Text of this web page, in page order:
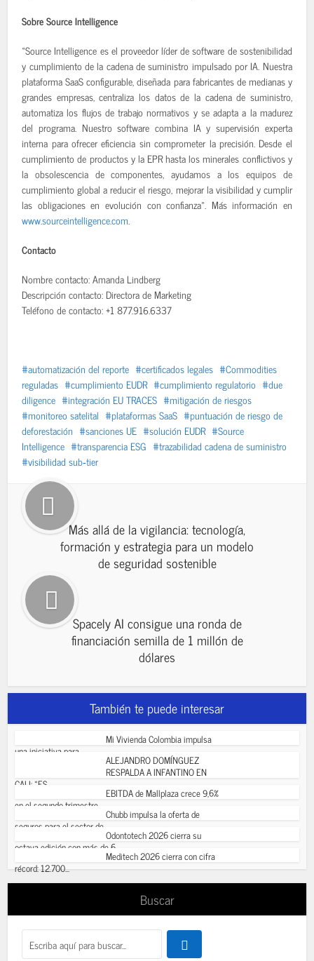
Sobre Source Intelligence
«Source Intelligence es el proveedor líder de software de sostenibilidad
y cumplimiento de la cadena de suministro impulsado por IA. Nuestra
plataforma SaaS configurable, diseñada para fabricantes de medianas y
grandes empresas, centraliza los datos de la cadena de suministro,
automatiza los flujos de trabajo normativos y se adapta a la madurez
del programa. Nuestro software combina IA y supervisión experta
interna para ofrecer eficiencia sin comprometer la precisión. Desde el
cumplimiento de productos y la EPR hasta los minerales conflictivos y
la obsolescencia de componentes, ayudamos a los equipos de
cumplimiento global a reducir el riesgo, mejorar la visibilidad y cumplir
las obligaciones en evolución con confianza». Más información en
www.sourceintelligence.com.
Contacto
Nombre contacto: Amanda Lindberg
Descripción contacto: Directora de Marketing
Teléfono de contacto: +1 877.916.6337
automatización del reporte certificados legales
Commodities
reguladas
cumplimiento EUDR cumplimiento regulatorio
due
diligence
integración EU TRACES
mitigación de riesgos
monitoreo satelital
plataformas SaaS
puntuación de riesgo de
deforestación
sanciones UE solución EUDR
Source
Intelligence
transparencia ESG
trazabilidad cadena de suministro
visibilidad sub‑tier
Más allá de la vigilancia: tecnología,
formación y estrategia para un modelo
de seguridad sostenible
Spacely AI consigue una ronda de
financiación semilla de 1 millón de
dólares
También te puede interesar
Mi Vivienda Colombia impulsa
una iniciativa para...
ALEJANDRO DOMÍNGUEZ
RESPALDA A INFANTINO EN
CALI: «ES...
EBITDA de Mallplaza crece 9,6%
en el segundo trimestre...
Chubb impulsa la oferta de
seguros para el sector de...
Odontotech 2026 cierra su
octava edición con más de 6...
Meditech 2026 cierra con cifra
récord: 12.700...
Buscar